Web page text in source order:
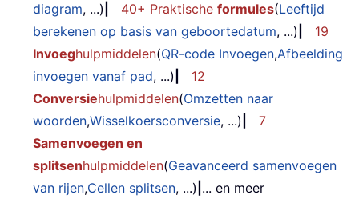
diagram, ...) 40+ Praktische formules(Leeftijd
berekenen op basis van geboortedatum, ...)
19
Invoeghulpmiddelen(QR-code Invoegen,Afbeelding
invoegen vanaf pad, ...)
12
Conversiehulpmiddelen(Omzetten naar
woorden,Wisselkoersconversie, ...)
7
Samenvoegen en
splitsenhulpmiddelen(Geavanceerd samenvoegen
van rijen,Cellen splitsen, ...) ... en meer